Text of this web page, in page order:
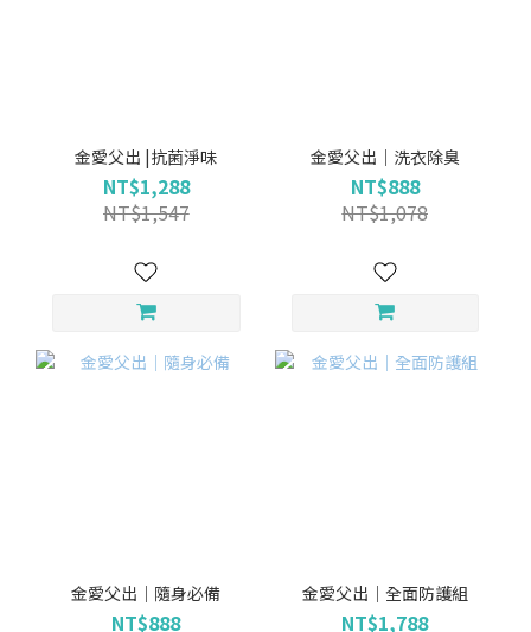
金愛父出 |抗菌淨味
NT$1,288
NT$1,547
金愛父出｜洗衣除臭
NT$888
NT$1,078
金愛父出｜隨身必備
NT$888
金愛父出｜全面防護組
NT$1,788